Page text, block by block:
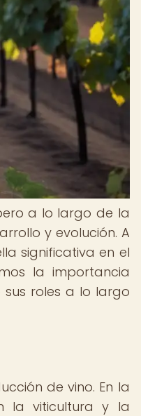
a lo largo de la
y evolución. A
significativa en el
la importancia
roles a lo largo
de vino. En la
la viticultura y la